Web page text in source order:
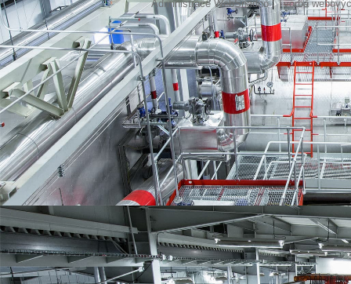
Administrace WebSnadno|Tvorba